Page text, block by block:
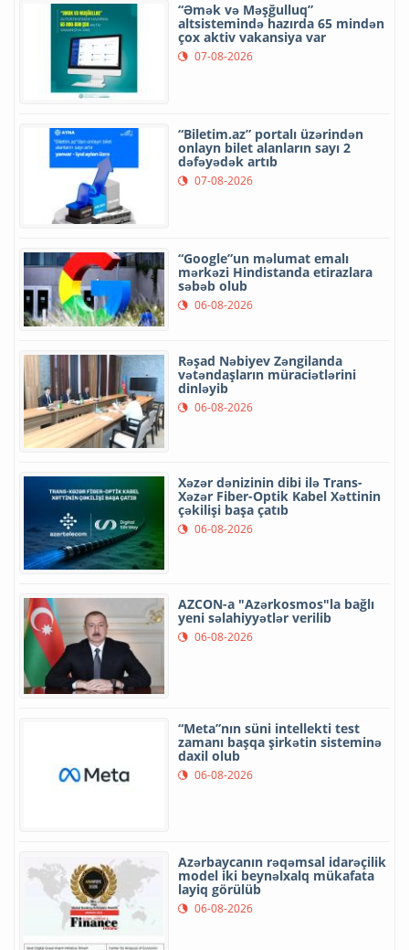
“Əmək və Məşğulluq”
altsistemində hazırda 65 mindən
çox aktiv vakansiya var
07-08-2026
“Biletim.az” portalı üzərindən
onlayn bilet alanların sayı 2
dəfəyədək artıb
07-08-2026
“Google”un məlumat emalı
mərkəzi Hindistanda etirazlara
səbəb olub
06-08-2026
Rəşad Nəbiyev Zəngilanda
vətəndaşların müraciətlərini
dinləyib
06-08-2026
Xəzər dənizinin dibi ilə Trans-
Xəzər Fiber-Optik Kabel Xəttinin
çəkilişi başa çatıb
06-08-2026
AZCON-a "Azərkosmos"la bağlı
yeni səlahiyyətlər verilib
06-08-2026
“Meta”nın süni intellekti test
zamanı başqa şirkətin sisteminə
daxil olub
06-08-2026
Azərbaycanın rəqəmsal idarəçilik
model iki beynəlxalq mükafata
layiq görülüb
06-08-2026